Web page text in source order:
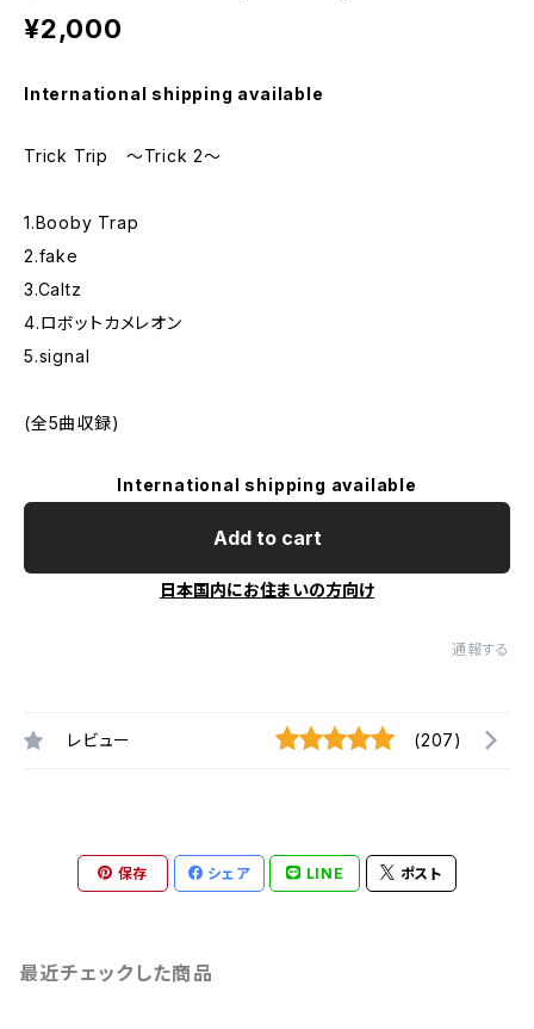
¥2,000
International shipping available
Trick Trip ～Trick 2～
1.Booby Trap
2.fake
3.Caltz
4.ロボットカメレオン
5.signal
(全5曲収録)
International shipping available
Add to cart
日本国内にお住まいの方向け
通報する
レビュー (207)
保存 シェア LINE ポスト
最近チェックした商品